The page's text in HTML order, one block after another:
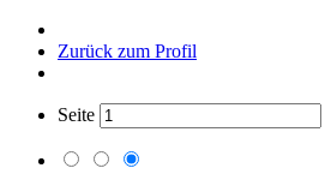
Zurück zum Profil
Seite